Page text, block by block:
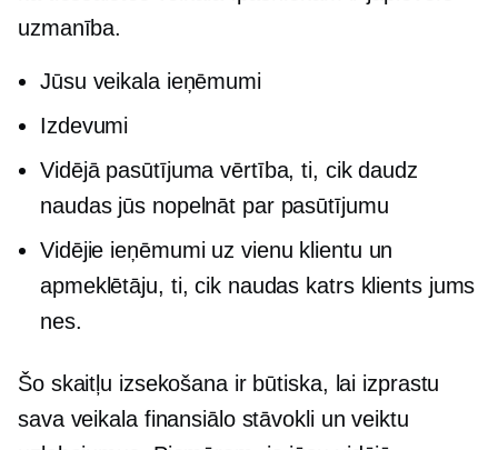
uzmanība.
Jūsu veikala ieņēmumi
Izdevumi
Vidējā pasūtījuma vērtība, ti, cik daudz
naudas jūs nopelnāt par pasūtījumu
Vidējie ieņēmumi uz vienu klientu un
apmeklētāju, ti, cik naudas katrs klients jums
nes.
Šo skaitļu izsekošana ir būtiska, lai izprastu
sava veikala finansiālo stāvokli un veiktu